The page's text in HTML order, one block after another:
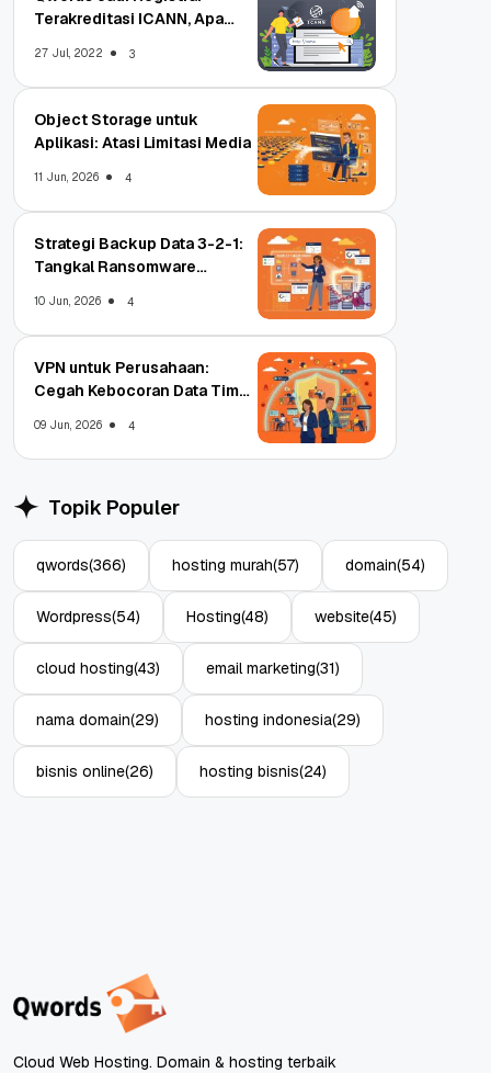
Terakreditasi ICANN, Apa
27 Jul, 2022 3
Object Storage untuk
Aplikasi: Atasi Limitasi Media
11 Jun, 2026 4
Strategi Backup Data 3-2-1:
Tangkal Ransomware
10 Jun, 2026 4
VPN untuk Perusahaan:
Cegah Kebocoran Data Tim
09 Jun, 2026 4
Topik Populer
qwords(366) hosting murah(57) domain(54)
Wordpress(54) Hosting(48) website(45)
cloud hosting(43) email marketing(31)
nama domain(29) hosting indonesia(29)
bisnis online(26) hosting bisnis(24)
Cloud Web Hosting. Domain & hosting terbaik